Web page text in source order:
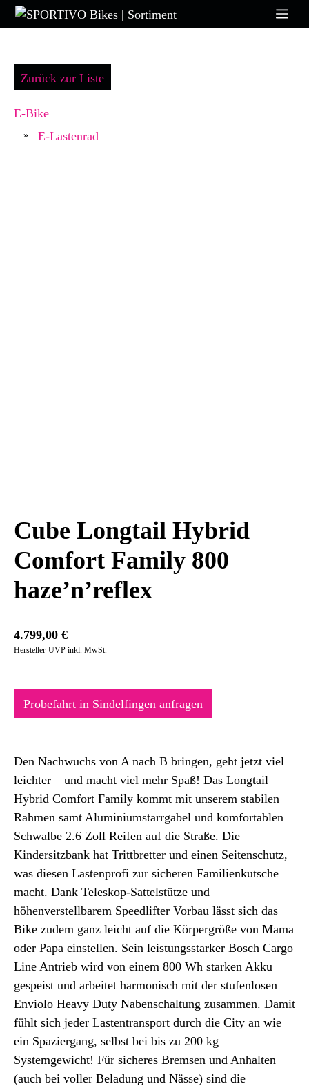
Zum
Inhalt
Zurück zur Liste
E-Bike
» E-Lastenrad
Cube Longtail Hybrid
Comfort Family 800
haze’n’reflex
4.799,00 €
Hersteller-UVP inkl. MwSt.
Probefahrt in Sindelfingen anfragen
Den Nachwuchs von A nach B bringen, geht jetzt viel
leichter – und macht viel mehr Spaß! Das Longtail
Hybrid Comfort Family kommt mit unserem stabilen
Rahmen samt Aluminiumstarrgabel und komfortablen
Schwalbe 2.6 Zoll Reifen auf die Straße. Die
Kindersitzbank hat Trittbretter und einen Seitenschutz,
was diesen Lastenprofi zur sicheren Familienkutsche
macht. Dank Teleskop-Sattelstütze und
höhenverstellbarem Speedlifter Vorbau lässt sich das
Bike zudem ganz leicht auf die Körpergröße von Mama
oder Papa einstellen. Sein leistungsstarker Bosch Cargo
Line Antrieb wird von einem 800 Wh starken Akku
gespeist und arbeitet harmonisch mit der stufenlosen
Enviolo Heavy Duty Nabenschaltung zusammen. Damit
fühlt sich jeder Lastentransport durch die City an wie
ein Spaziergang, selbst bei bis zu 200 kg
Systemgewicht! Für sicheres Bremsen und Anhalten
(auch bei voller Beladung und Nässe) sind die